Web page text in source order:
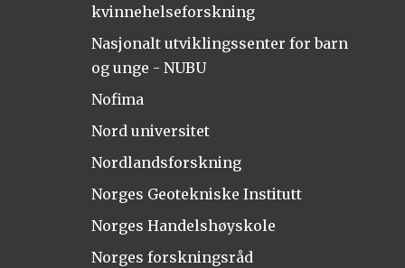
kvinnehelseforskning
Nasjonalt utviklingssenter for barn
og unge - NUBU
Nofima
Nord universitet
Nordlandsforskning
Norges Geotekniske Institutt
Norges Handelshøyskole
Norges forskningsråd